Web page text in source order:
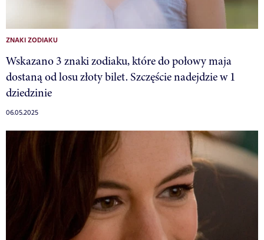
ZNAKI ZODIAKU
Wskazano 3 znaki zodiaku, które do połowy maja
dostaną od losu złoty bilet. Szczęście nadejdzie w 1
dziedzinie
06.05.2025